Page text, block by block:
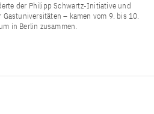
der Philipp Schwartz-Initiative und
– kamen vom 9. bis 10.
in Berlin zusammen.